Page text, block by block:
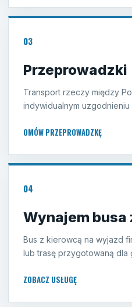
03
Przeprowadzki
Transport rzeczy między
indywidualnym uzgodnieniu
OMÓW PRZEPROWADZKĘ
04
Wynajem busa
Bus z kierowcą na wyjazd
lub trasę przygotowaną dla
ZOBACZ USŁUGĘ